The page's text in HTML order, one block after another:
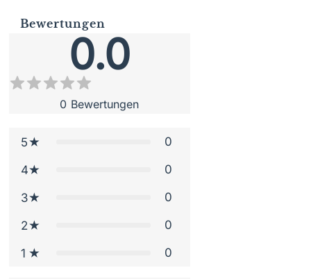
Bewertungen
0.0
0 Bewertungen
5 0
4 0
3 0
2 0
1 0